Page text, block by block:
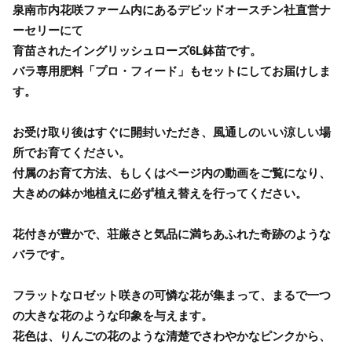
泉南市内花咲ファーム内にあるデビッドオースチン社直営ナ
ーセリーにて
育苗されたイングリッシュローズ6L鉢苗です。
バラ専用肥料「プロ・フィード」もセットにしてお届けしま
す。
お受け取り後はすぐに開封いただき、風通しのいい涼しい場
所でお育てください。
付属のお育て方法、もしくはページ内の動画をご覧になり、
大きめの鉢か地植えに必ず植え替えを行ってください。
花付きが豊かで、荘厳さと気品に満ちあふれた奇跡のような
バラです。
フラットなロゼット咲きの可憐な花が集まって、まるで一つ
の大きな花のような印象を与えます。
花色は、りんごの花のような清楚でさわやかなピンクから、